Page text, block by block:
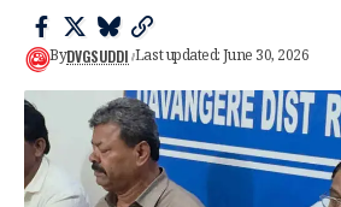
ByDVGSUDDI Last updated: June 30, 2026